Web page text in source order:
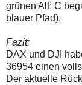
grünen Alt: C
blauer Pfad).
Fazit:
DAX und DJI
36954 einen
Der aktuelle